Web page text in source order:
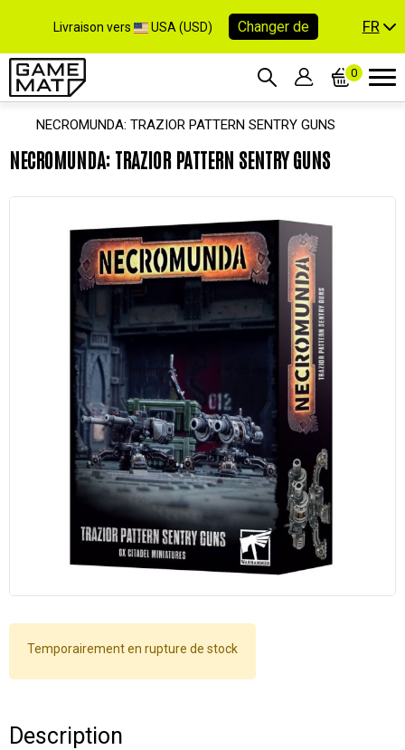
Livraison vers USA (USD) Changer de FR
0
NECROMUNDA: TRAZIOR PATTERN SENTRY GUNS
NECROMUNDA: TRAZIOR PATTERN SENTRY GUNS
Temporairement en rupture de stock
Description